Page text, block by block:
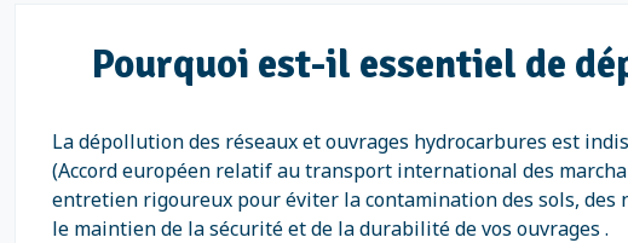
Pourquoi est-il essentiel de
La dépollution des réseaux et ouvrages hydrocarbures est
(Accord européen relatif au transport international des
entretien rigoureux pour éviter la contamination des sols,
le maintien de la sécurité et de la durabilité de vos ouvrages .